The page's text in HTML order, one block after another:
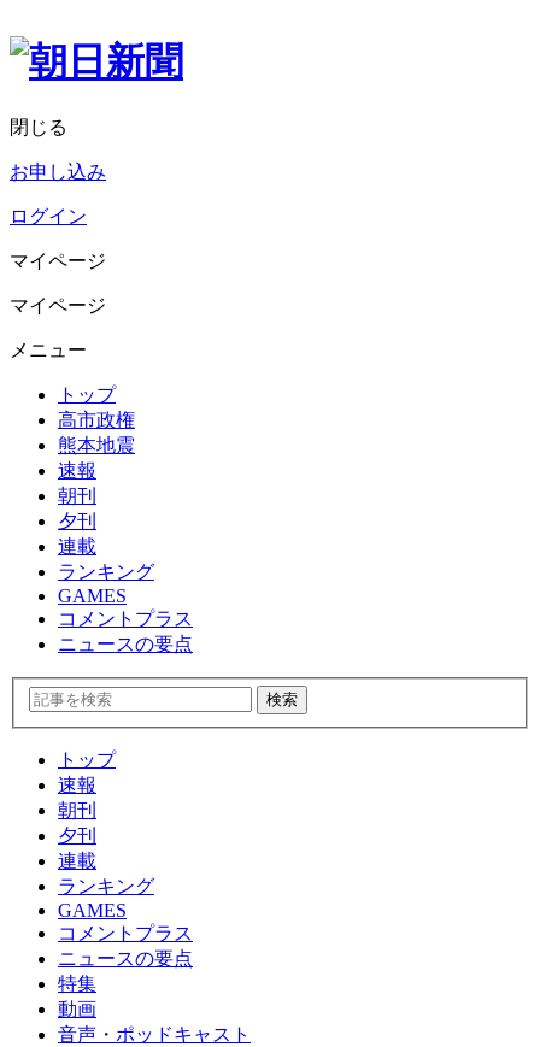
閉じる
お申し込み
ログイン
マイページ
マイページ
メニュー
トップ
高市政権
熊本地震
速報
朝刊
夕刊
連載
ランキング
GAMES
コメントプラス
ニュースの要点
トップ
速報
朝刊
夕刊
連載
ランキング
GAMES
コメントプラス
ニュースの要点
特集
動画
音声・ポッドキャスト